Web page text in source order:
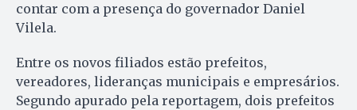
contar com a presença do governador Daniel
Vilela.
Entre os novos filiados estão prefeitos,
vereadores, lideranças municipais e empresários.
Segundo apurado pela reportagem, dois prefeitos